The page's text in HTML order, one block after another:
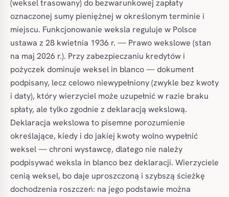
(weksel trasowany) do bezwarunkowej zapłaty
oznaczonej sumy pieniężnej w określonym terminie i
miejscu. Funkcjonowanie weksla reguluje w Polsce
ustawa z 28 kwietnia 1936 r. — Prawo wekslowe (stan
na maj 2026 r.). Przy zabezpieczaniu kredytów i
pożyczek dominuje weksel in blanco — dokument
podpisany, lecz celowo niewypełniony (zwykle bez kwoty
i daty), który wierzyciel może uzupełnić w razie braku
spłaty, ale tylko zgodnie z deklaracją wekslową.
Deklaracja wekslowa to pisemne porozumienie
określające, kiedy i do jakiej kwoty wolno wypełnić
weksel — chroni wystawcę, dlatego nie należy
podpisywać weksla in blanco bez deklaracji. Wierzyciele
cenią weksel, bo daje uproszczoną i szybszą ścieżkę
dochodzenia roszczeń: na jego podstawie można